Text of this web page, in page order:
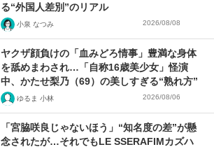
る“外国人差別”のリアル
小泉 なつみ 2026/08/08
ヤクザ顔負けの「血みどろ情事」豊満な身体
を舐めまわされ…「自称16歳美少女」怪演
中、かたせ梨乃（69）の美しすぎる“熟れ方”
ゆるま 小林 2026/08/06
「宮脇咲良じゃないほう」“知名度の差”が懸
念されたが…それでもLE SSERAFIMカズハ